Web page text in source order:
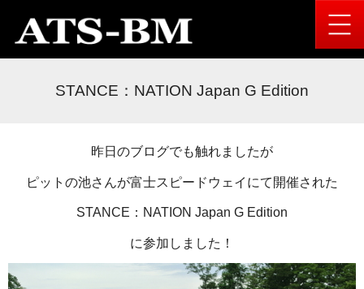
STANCE：NATION Japan G Edition
昨日のブログでも触れましたが
ピットの池さんが富士スピードウェイにて開催された
STANCE：NATION Japan G Edition
に参加しました！